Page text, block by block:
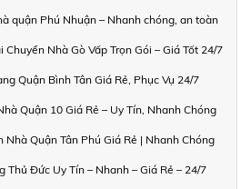
quận Phú Nhuận – Nhanh chóng, an toàn
Chuyển Nhà Gò Vấp Trọn Gói – Giá Tốt 24/7
Quận Bình Tân Giá Rẻ, Phục Vụ 24/7
Quận 10 Giá Rẻ – Uy Tín, Nhanh Chóng
Nhà Quận Tân Phú Giá Rẻ | Nhanh Chóng
Thủ Đức Uy Tín – Nhanh – Giá Rẻ – 24/7